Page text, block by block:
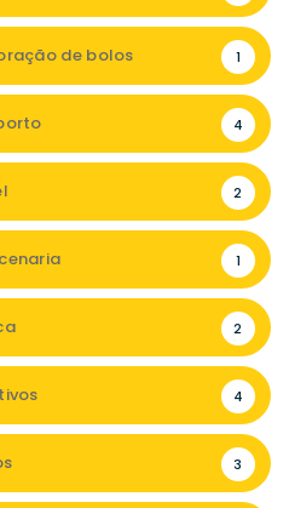
de bolos 1
4
2
1
2
4
3